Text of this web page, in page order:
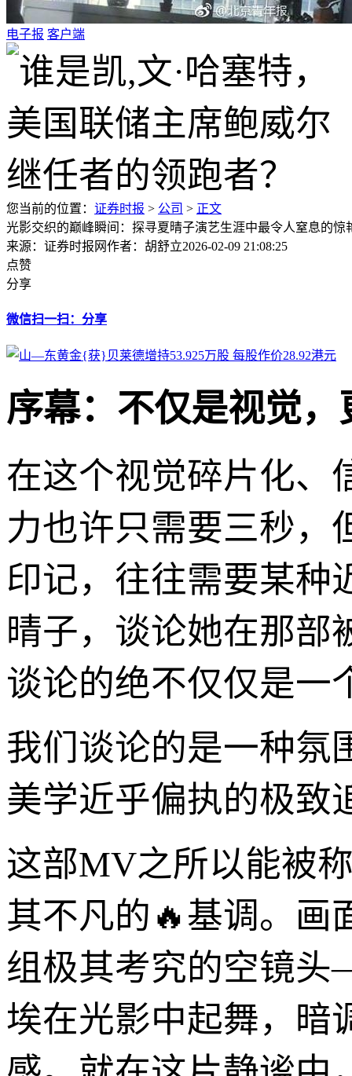
电子报 客户端
您当前的位置： 证券时报 > 公司 > 正文
光影交织的巅峰瞬间：探寻夏晴子演艺生涯中最令人窒息的惊
来源：证券时报网作者：胡舒立2026-02-09 21:08:25
点赞
分享
微信扫一扫：分享
序幕：不仅是视觉
在这个视觉碎片化、
力也许只需要三秒，
印记，往往需要某种
晴子，谈论她在那部
谈论的绝不仅仅是一
我们谈论的是一种氛
美学近乎偏执的极致
这部MV之所以能被
其不凡的🔥基调。画
组极其考究的空镜
埃在光影中起舞，暗